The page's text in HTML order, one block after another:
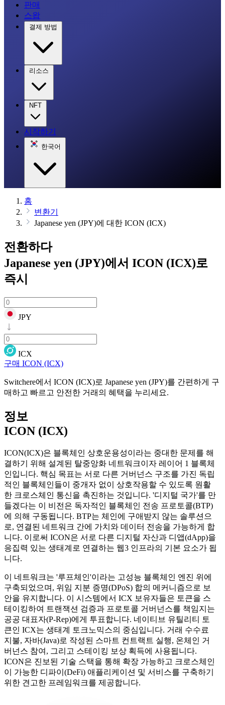
판매
스왑
결제 방법
리소스
NFT
시작하기
한국어
홈
변환기
Japanese yen (JPY)에 대한 ICON (ICX)
전환하다
Japanese yen (JPY)에서 ICON (ICX)로
즉시
JPY
ICX
구매 ICON (ICX)
Switchere에서 ICON (ICX)로 Japanese yen (JPY)를 간편하게 구
매하고 빠르고 안전한 거래의 혜택을 누리세요.
정보
ICON (ICX)
ICON(ICX)은 블록체인 상호운용성이라는 중대한 문제를 해
결하기 위해 설계된 탈중앙화 네트워크이자 레이어 1 블록체
인입니다. 핵심 목표는 서로 다른 거버넌스 구조를 가진 독립
적인 블록체인들이 중개자 없이 상호작용할 수 있도록 원활
한 크로스체인 통신을 촉진하는 것입니다. '디지털 국가'를 만
들겠다는 이 비전은 독자적인 블록체인 전송 프로토콜(BTP)
에 의해 구동됩니다. BTP는 체인에 구애받지 않는 솔루션으
로, 연결된 네트워크 간에 가치와 데이터 전송을 가능하게 합
니다. 이로써 ICON은 서로 다른 디지털 자산과 디앱(dApp)을
응집력 있는 생태계로 연결하는 웹3 인프라의 기본 요소가 됩
니다.
이 네트워크는 '루프체인'이라는 고성능 블록체인 엔진 위에
구축되었으며, 위임 지분 증명(DPoS) 합의 메커니즘으로 보
안을 유지합니다. 이 시스템에서 ICX 보유자들은 토큰을 스
테이킹하여 트랜잭션 검증과 프로토콜 거버넌스를 책임지는
공공 대표자(P-Rep)에게 투표합니다. 네이티브 유틸리티 토
큰인 ICX는 생태계 토크노믹스의 중심입니다. 거래 수수료
지불, 자바(Java)로 작성된 스마트 컨트랙트 실행, 온체인 거
버넌스 참여, 그리고 스테이킹 보상 획득에 사용됩니다.
ICON은 진보된 기술 스택을 통해 확장 가능하고 크로스체인
이 가능한 디파이(DeFi) 애플리케이션 및 서비스를 구축하기
위한 견고한 프레임워크를 제공합니다.